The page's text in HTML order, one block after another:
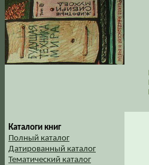
Каталоги книг
Полный каталог
Датированный каталог
Тематический каталог